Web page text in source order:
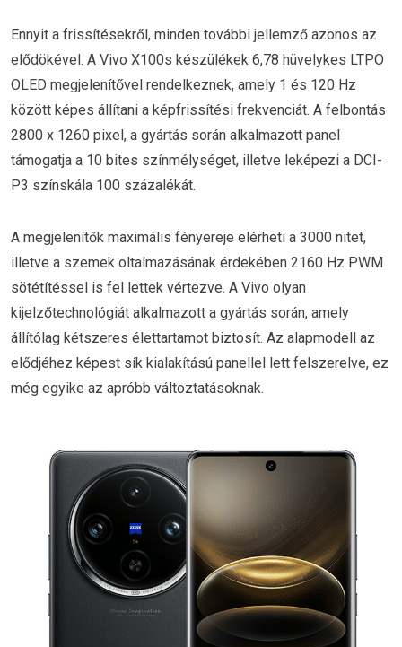
Ennyit a frissítésekről, minden további jellemző azonos az
elődökével. A Vivo X100s készülékek 6,78 hüvelykes LTPO
OLED megjelenítővel rendelkeznek, amely 1 és 120 Hz
között képes állítani a képfrissítési frekvenciát. A felbontás
2800 x 1260 pixel, a gyártás során alkalmazott panel
támogatja a 10 bites színmélységet, illetve leképezi a DCI-
P3 színskála 100 százalékát.
A megjelenítők maximális fényereje elérheti a 3000 nitet,
illetve a szemek oltalmazásának érdekében 2160 Hz PWM
sötétítéssel is fel lettek vértezve. A Vivo olyan
kijelzőtechnológiát alkalmazott a gyártás során, amely
állítólag kétszeres élettartamot biztosít. Az alapmodell az
elődjéhez képest sík kialakítású panellel lett felszerelve, ez
még egyike az apróbb változtatásoknak.